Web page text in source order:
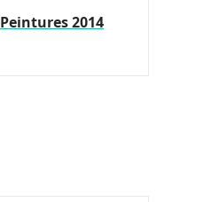
Peintures 2014